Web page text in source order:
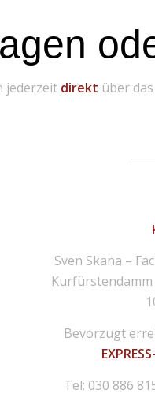
jederzeit direkt über das
Sven Skana –
Kurfürstendamm
Bevorzugt
Tel: 030 886